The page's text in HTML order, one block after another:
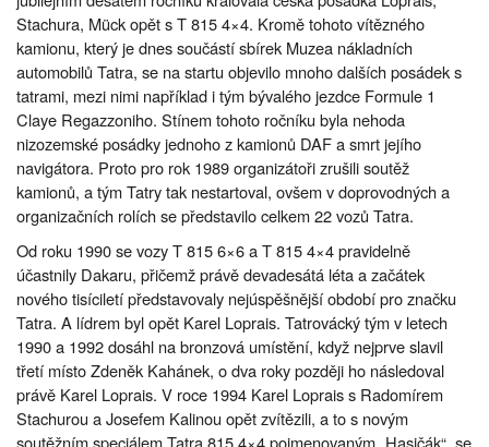
Stachura, Mück opět s T 815 4×4. Kromě tohoto vítězného
kamionu, který je dnes součástí sbírek Muzea nákladních
automobilů Tatra, se na startu objevilo mnoho dalších posádek s
tatrami, mezi nimi například i tým bývalého jezdce Formule 1
Claye Regazzoniho. Stínem tohoto ročníku byla nehoda
nizozemské posádky jednoho z kamionů DAF a smrt jejího
navigátora. Proto pro rok 1989 organizátoři zrušili soutěž
kamionů, a tým Tatry tak nestartoval, ovšem v doprovodných a
organizačních rolích se představilo celkem 22 vozů Tatra.
Od roku 1990 se vozy T 815 6×6 a T 815 4×4 pravidelně
účastnily Dakaru, přičemž právě devadesátá léta a začátek
nového tisíciletí představovaly nejúspěšnější období pro značku
Tatra. A lídrem byl opět Karel Loprais. Tatrovácký tým v letech
1990 a 1992 dosáhl na bronzová umístění, když nejprve slavil
třetí místo Zdeněk Kahánek, o dva roky později ho následoval
právě Karel Loprais. V roce 1994 Karel Loprais s Radomírem
Stachurou a Josefem Kalinou opět zvítězili, a to s novým
soutěžním speciálem Tatra 815 4×4 pojmenovaným „Hasičák“, se